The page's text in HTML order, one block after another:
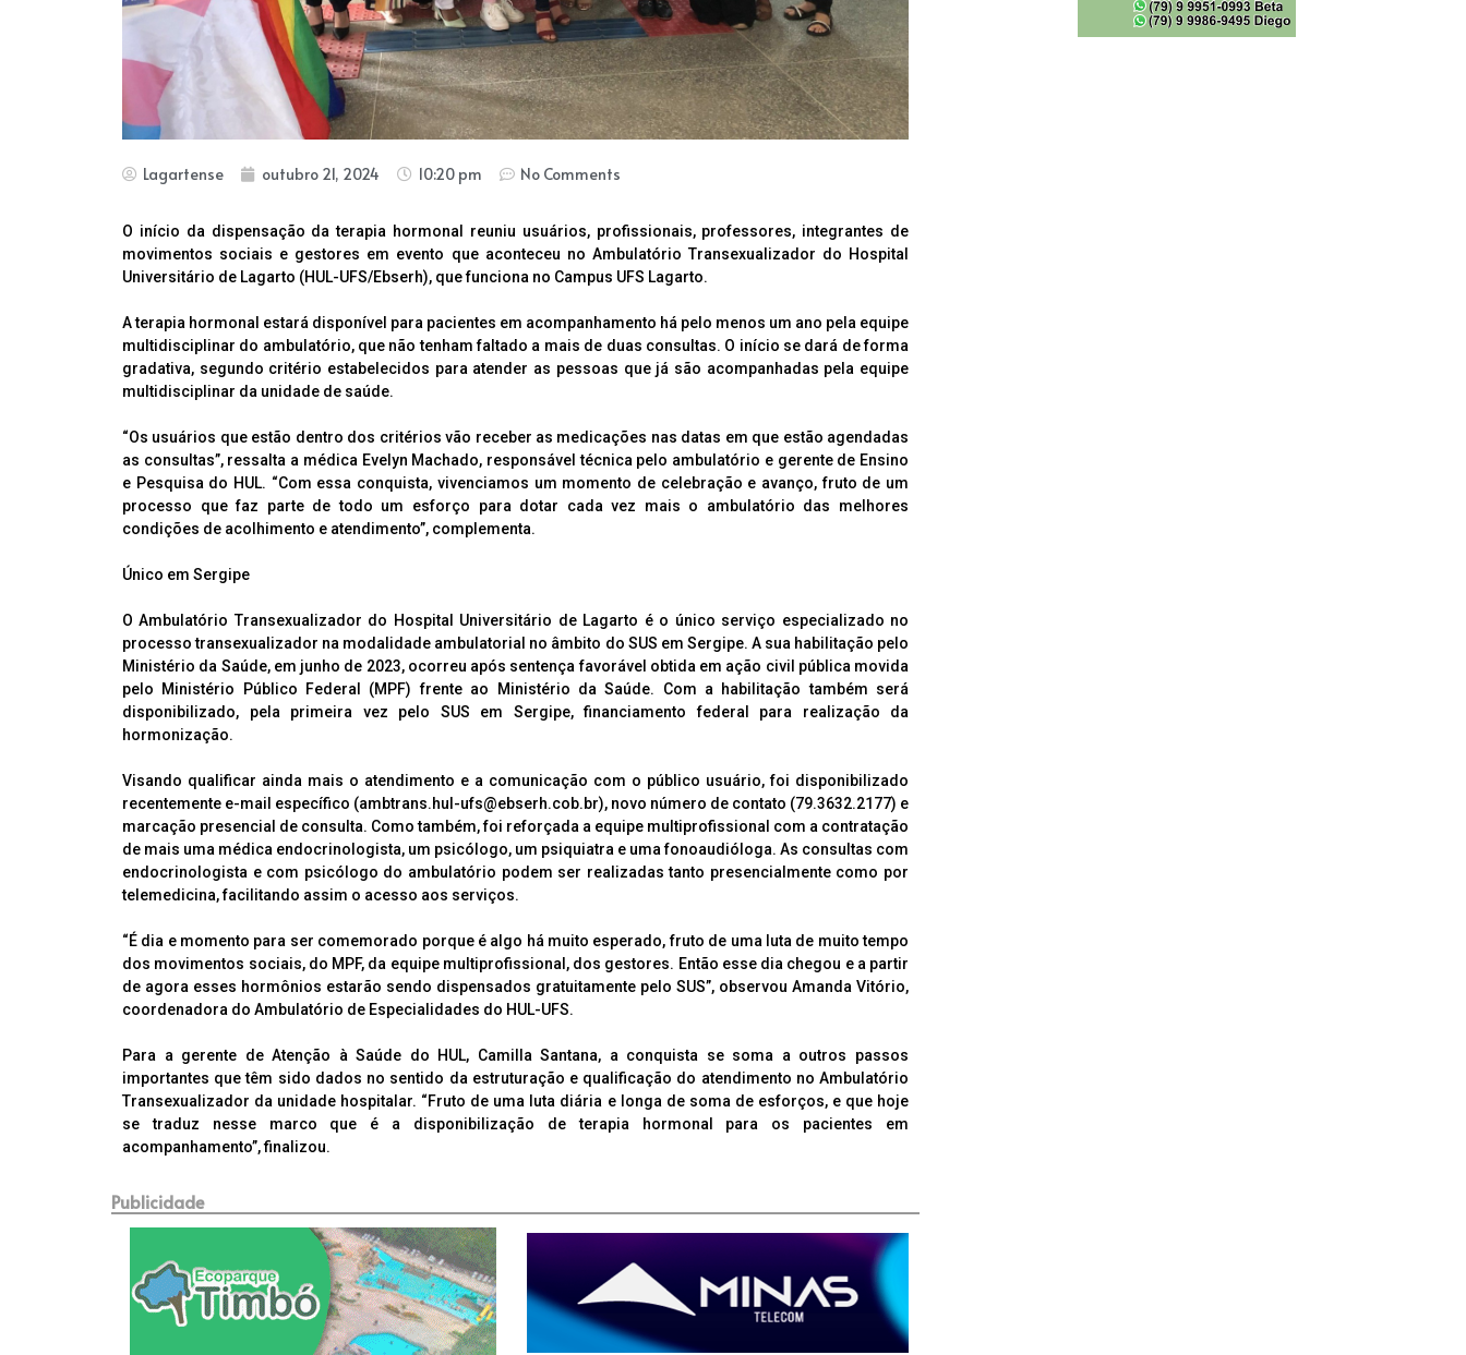
Lagartense outubro 21, 2024 10:20 pm No Comments
O início da dispensação da terapia hormonal reuniu usuários, profissionais, professores, integrantes de
movimentos sociais e gestores em evento que aconteceu no Ambulatório Transexualizador do Hospital
Universitário de Lagarto (HUL-UFS/Ebserh), que funciona no Campus UFS Lagarto.
A terapia hormonal estará disponível para pacientes em acompanhamento há pelo menos um ano pela equipe
multidisciplinar do ambulatório, que não tenham faltado a mais de duas consultas. O início se dará de forma
gradativa, segundo critério estabelecidos para atender as pessoas que já são acompanhadas pela equipe
multidisciplinar da unidade de saúde.
“Os usuários que estão dentro dos critérios vão receber as medicações nas datas em que estão agendadas
as consultas”, ressalta a médica Evelyn Machado, responsável técnica pelo ambulatório e gerente de Ensino
e Pesquisa do HUL. “Com essa conquista, vivenciamos um momento de celebração e avanço, fruto de um
processo que faz parte de todo um esforço para dotar cada vez mais o ambulatório das melhores
condições de acolhimento e atendimento”, complementa.
Único em Sergipe
O Ambulatório Transexualizador do Hospital Universitário de Lagarto é o único serviço especializado no
processo transexualizador na modalidade ambulatorial no âmbito do SUS em Sergipe. A sua habilitação pelo
Ministério da Saúde, em junho de 2023, ocorreu após sentença favorável obtida em ação civil pública movida
pelo Ministério Público Federal (MPF) frente ao Ministério da Saúde. Com a habilitação também será
disponibilizado, pela primeira vez pelo SUS em Sergipe, financiamento federal para realização da
hormonização.
Visando qualificar ainda mais o atendimento e a comunicação com o público usuário, foi disponibilizado
recentemente e-mail específico (ambtrans.hul-ufs@ebserh.cob.br), novo número de contato (79.3632.2177) e
marcação presencial de consulta. Como também, foi reforçada a equipe multiprofissional com a contratação
de mais uma médica endocrinologista, um psicólogo, um psiquiatra e uma fonoaudióloga. As consultas com
endocrinologista e com psicólogo do ambulatório podem ser realizadas tanto presencialmente como por
telemedicina, facilitando assim o acesso aos serviços.
“É dia e momento para ser comemorado porque é algo há muito esperado, fruto de uma luta de muito tempo
dos movimentos sociais, do MPF, da equipe multiprofissional, dos gestores. Então esse dia chegou e a partir
de agora esses hormônios estarão sendo dispensados gratuitamente pelo SUS”, observou Amanda Vitório,
coordenadora do Ambulatório de Especialidades do HUL-UFS.
Para a gerente de Atenção à Saúde do HUL, Camilla Santana, a conquista se soma a outros passos
importantes que têm sido dados no sentido da estruturação e qualificação do atendimento no Ambulatório
Transexualizador da unidade hospitalar. “Fruto de uma luta diária e longa de soma de esforços, e que hoje
se traduz nesse marco que é a disponibilização de terapia hormonal para os pacientes em
acompanhamento”, finalizou.
Publicidade